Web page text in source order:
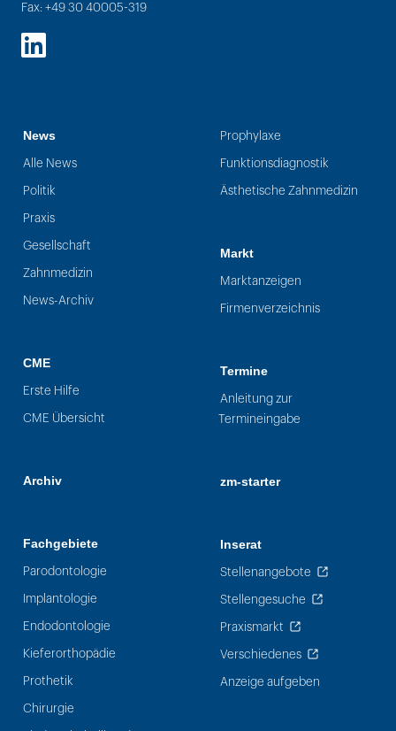
Fax: +49 30 40005-319
LinkedIn
News
Alle News
Politik
Praxis
Gesellschaft
Zahnmedizin
News-Archiv
CME
Erste Hilfe
CME Übersicht
Archiv
Fachgebiete
Parodontologie
Implantologie
Endodontologie
Kieferorthopädie
Prothetik
Chirurgie
Prophylaxe
Funktionsdiagnostik
Ästhetische Zahnmedizin
Markt
Marktanzeigen
Firmenverzeichnis
Termine
Anleitung zur
Termineingabe
zm-starter
Inserat
Stellenangebote
Stellengesuche
Praxismarkt
Verschiedenes
Anzeige aufgeben